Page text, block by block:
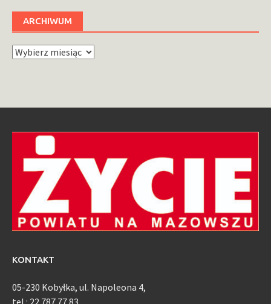
ARCHIWUM
Archiwum
KONTAKT
05-230 Kobyłka, ul. Napoleona 4,
tel.: 22 787 77 83